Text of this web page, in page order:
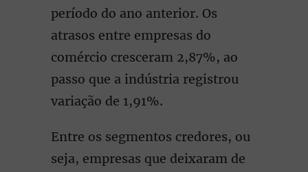
período do ano anterior. Os
atrasos entre empresas do
comércio cresceram 2,87%, ao
passo que a indústria registrou
variação de 1,91%.
Entre os segmentos credores, ou
seja, empresas que deixaram de